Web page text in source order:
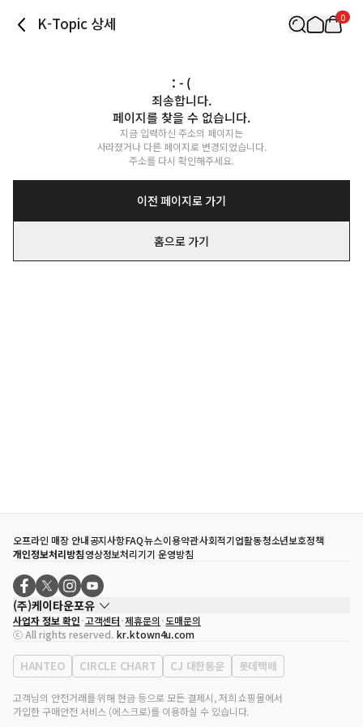
K-Topic 상세 0
: - (
죄송합니다.
페이지를 찾을 수 없습니다.
지금 입력하신 주소의 페이지는
사라졌거나 다른 페이지로 변경되었습니다.
주소를 다시 확인해주세요.
이전 페이지로 가기
홈으로 가기
오프라인 매장 안내공지사항FAQ뉴스이용약관사회적기업활동청소년보호정책
개인정보처리방침영상정보처리기기 운영방침
(주)케이타운포유
대표자
송효민
사업자등록번호
120-87-71116
통신판매업 신고번호 제2011-서울강남-02223
대표전화
02-552-9855
사업자 정보 확인 고객센터 제휴문의 도매문의
ⓒ All rights reserved. kr.ktown4u.com
HANTEO CIRCLE CHART CJ 대한통운 롯데택배
고객님의 안전거래를 위해 현금 등으로 모든 결제시, 저희 쇼핑몰에서
가입한 구매안전 서비스 (에스크로)를 이용하실 수 있습니다.